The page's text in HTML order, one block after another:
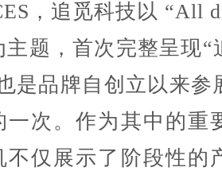
，追觅科技以 “All
主题，首次完整呈现
是品牌自创立以来参
一次。作为其中的重
不仅展示了阶段性的